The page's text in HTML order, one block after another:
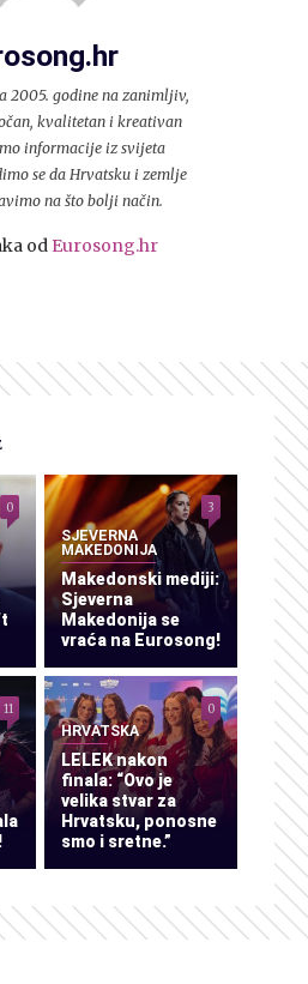
2005. godine na zanimljiv,
kvalitetan i kreativan
informacije iz svijeta
se da Hrvatsku i zemlje
na što bolji način.
od Eurosong.hr
0
SJEVERNA
MAKEDONIJA
Makedonski mediji:
Sjeverna
Makedonija se
vraća na Eurosong!
3
11
HRVATSKA
LELEK nakon
finala: “Ovo je
velika stvar za
Hrvatsku, ponosne
smo i sretne.”
0